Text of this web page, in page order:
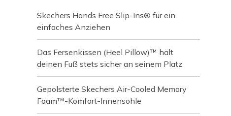
Skechers Hands Free Slip-Ins® für ein
einfaches Anziehen
Das Fersenkissen (Heel Pillow)™ hält
deinen Fuß stets sicher an seinem Platz
Gepolsterte Skechers Air-Cooled Memory
Foam™-Komfort-Innensohle